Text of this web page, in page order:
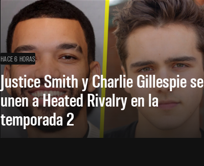
HACE 6 HORAS
Justice Smith y Charlie Gillespie se
unen a Heated Rivalry en la
temporada 2